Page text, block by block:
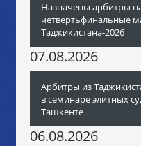
Назначены арбитры
четвертьфинальные
Таджикистана-2026
07.08.2026
Арбитры из
в семинаре элитных
Ташкенте
06.08.2026